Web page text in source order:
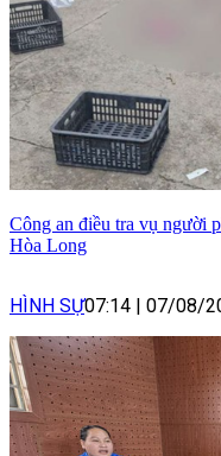
Công an điều tra vụ người
Hòa Long
HÌNH SỰ07:14 | 07/08/